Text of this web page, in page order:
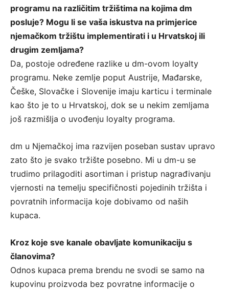
programu na različitim tržištima na kojima dm
posluje? Mogu li se vaša iskustva na primjerice
njemačkom tržištu implementirati i u Hrvatskoj ili
drugim zemljama?
Da, postoje određene razlike u dm-ovom loyalty
programu. Neke zemlje poput Austrije, Mađarske,
Češke, Slovačke i Slovenije imaju karticu i terminale
kao što je to u Hrvatskoj, dok se u nekim zemljama
još razmišlja o uvođenju loyalty programa.
dm u Njemačkoj ima razvijen poseban sustav upravo
zato što je svako tržište posebno. Mi u dm-u se
trudimo prilagoditi asortiman i pristup nagrađivanju
vjernosti na temelju specifičnosti pojedinih tržišta i
povratnih informacija koje dobivamo od naših
kupaca.
Kroz koje sve kanale obavljate komunikaciju s
članovima?
Odnos kupaca prema brendu ne svodi se samo na
kupovinu proizvoda bez povratne informacije o